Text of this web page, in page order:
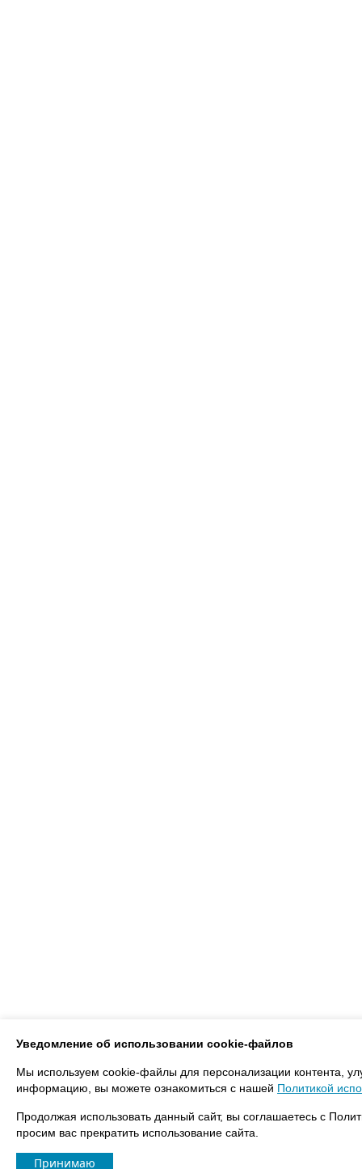
Уведомление об использовании cookie-файлов
Мы используем cookie-файлы для персонализации контента,
информацию, вы можете ознакомиться с нашей Политикой
Продолжая использовать данный сайт, вы соглашаетесь с
просим вас прекратить использование сайта.
Принимаю